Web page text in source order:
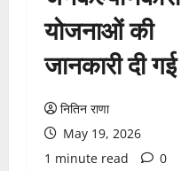
योजनाओं की
जानकारी दी गई
नितिन राणा
May 19, 2026
1 minute read
0